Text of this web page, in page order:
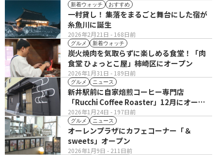
新着ウォッチ おすすめ
2026年2月21日 - 168日前
一村貸し！ 集落をまるごと舞台にした宿が
糸魚川に誕生
グルメ 新着ウォッチ
2026年1月31日 - 189日前
炭火焼肉を気取らずに楽しめる食堂！「肉
食堂 ひょっとこ屋」柿崎区にオープン
グルメ ニュース
2026年1月24日 - 197日前
新井駅前に自家焙煎コーヒー専門店
「Rucchi Coffee Roaster」12月にオープ
ン
グルメ ニュース
2026年1月9日 - 211日前
オーレンプラザにカフェコーナー「＆
sweets」オープン